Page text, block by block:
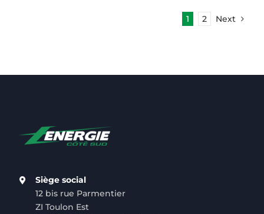
1 2 Next
Siège social
12 bis rue Parmentier
ZI Toulon Est